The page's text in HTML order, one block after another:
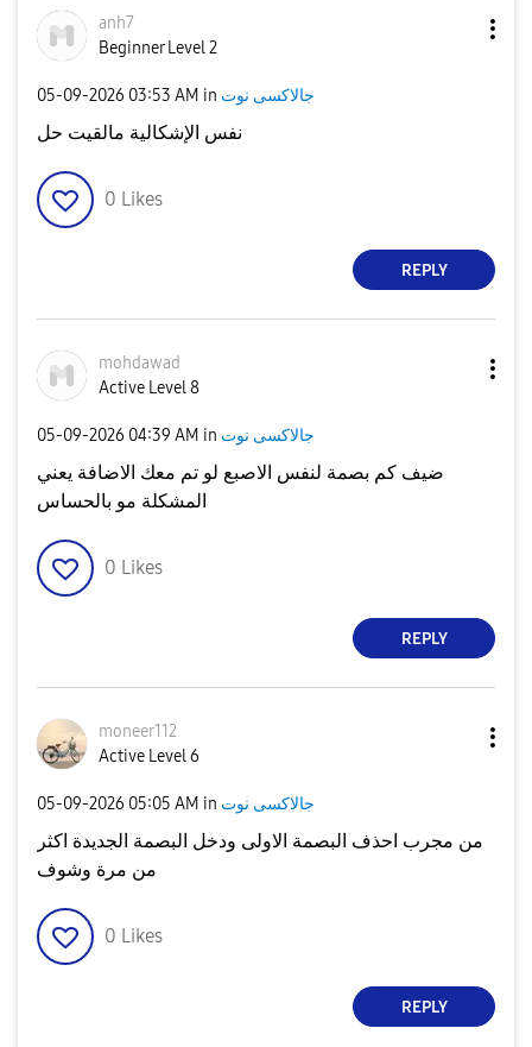
anh7
Beginner Level 2
‎05-09-2026 03:53 AM in جالاكسى نوت
نفس الإشكالية مالقيت حل
0 Likes
REPLY
mohdawad
Active Level 8
‎05-09-2026 04:39 AM in جالاكسى نوت
ضيف كم بصمة لنفس الاصبع لو تم معك الاضافة يعني
المشكلة مو بالحساس
0 Likes
REPLY
moneer112
Active Level 6
‎05-09-2026 05:05 AM in جالاكسى نوت
من مجرب احذف البصمة الاولى ودخل البصمة الجديدة اكثر
من مرة وشوف
0 Likes
REPLY